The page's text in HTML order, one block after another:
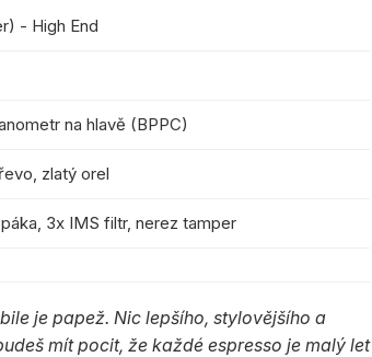
- High End
na hlavě (BPPC)
zlatý orel
3x IMS filtr, nerez tamper
je papež. Nic lepšího, stylovějšího a
mít pocit, že každé espresso je malý let